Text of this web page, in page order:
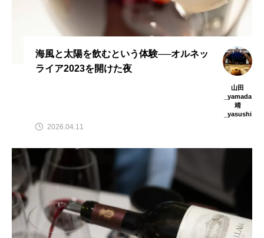
海風と太陽を飲むという体験──オルネッ
ライア2023を開けた夜
山田
_yamada
靖
_yasushi
2026.04.11